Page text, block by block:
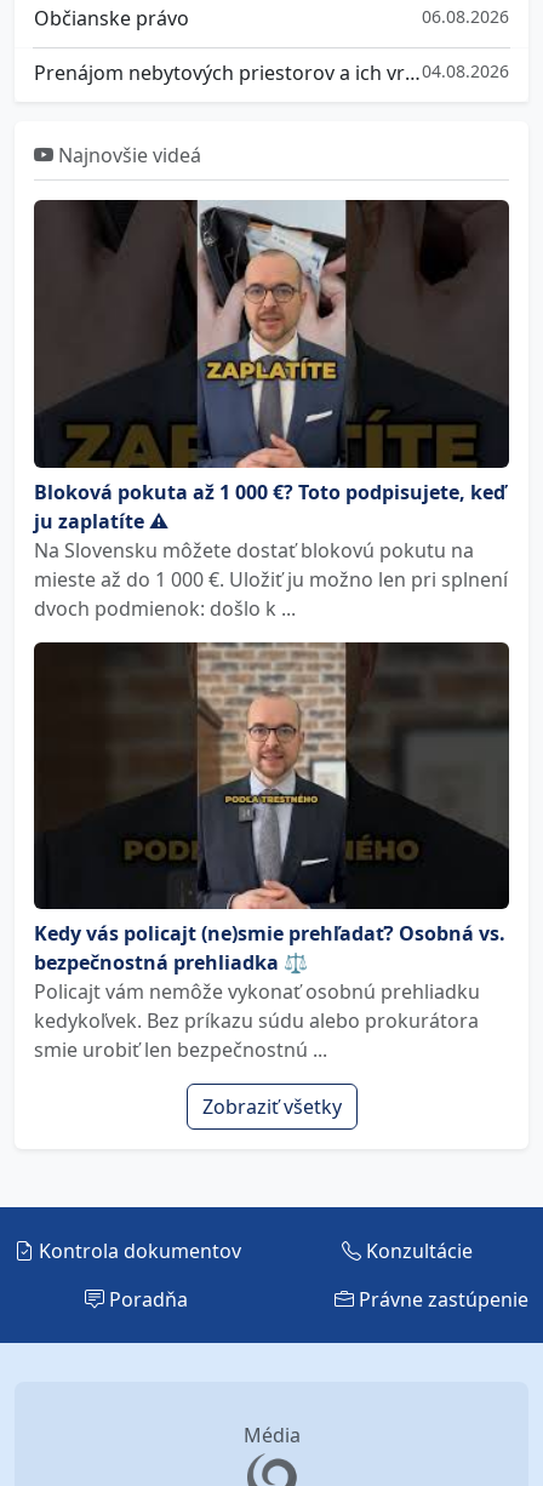
Občianske právo 06.08.2026
Prenájom nebytových priestorov a ich vrátenie04.08.2026
Najnovšie videá
Bloková pokuta až 1 000 €? Toto podpisujete, keď
ju zaplatíte ⚠️
Na Slovensku môžete dostať blokovú pokutu na
mieste až do 1 000 €. Uložiť ju možno len pri splnení
dvoch podmienok: došlo k ...
Kedy vás policajt (ne)smie prehľadať? Osobná vs.
bezpečnostná prehliadka ⚖️
Policajt vám nemôže vykonať osobnú prehliadku
kedykoľvek. Bez príkazu súdu alebo prokurátora
smie urobiť len bezpečnostnú ...
Zobraziť všetky
Kontrola dokumentov
Konzultácie
Poradňa
Právne zastúpenie
Média